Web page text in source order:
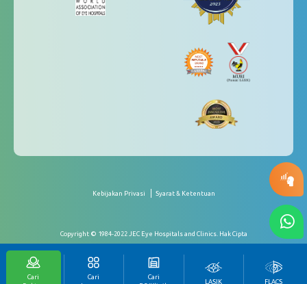
Kebijakan Privasi Syarat & Ketentuan
Copyright © 1984-2022 JEC Eye Hospitals and Clinics. Hak Cipta
Cari
Cari
Cari
LASIK FLACS